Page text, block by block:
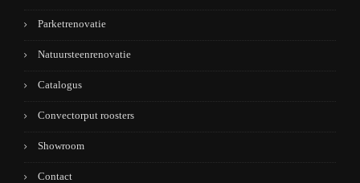
Parketrenovatie
Natuursteenrenovatie
Catalogus
Convectorput roosters
Showroom
Contact